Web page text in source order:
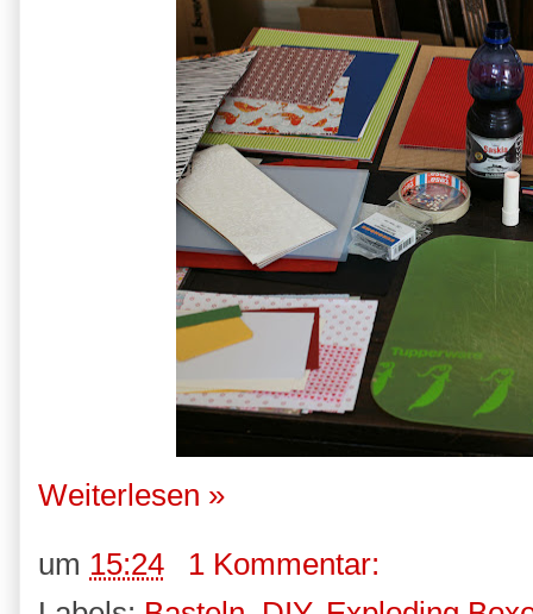
Weiterlesen »
um 15:24
1 Kommentar: